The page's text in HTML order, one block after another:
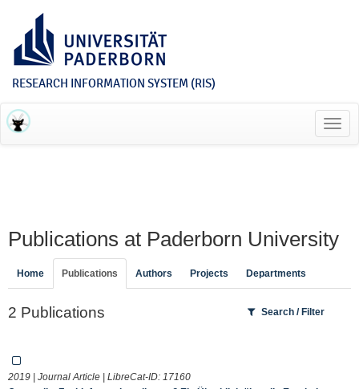
RESEARCH INFORMATION SYSTEM (RIS)
Publications at Paderborn University
Home Publications Authors Projects Departments
2 Publications Search / Filter
2019 | Journal Article | LibreCat-ID: 17160